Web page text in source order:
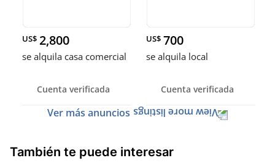
US$ 2,800
se alquila casa comercial
Cuenta verificada
US$ 700
se alquila local
Cuenta verificada
Ver más anuncios
También te puede interesar